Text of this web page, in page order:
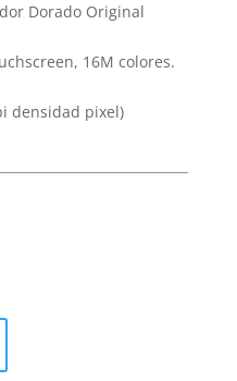
Dorado Original
16M colores.
densidad pixel)